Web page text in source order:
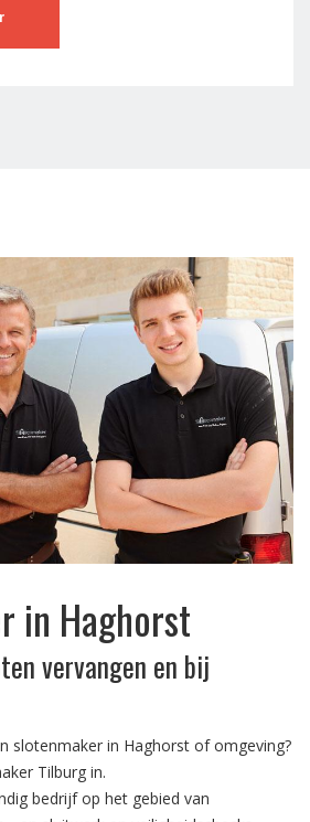
in Haghorst
vervangen en bij
slotenmaker in Haghorst of omgeving?
Tilburg in.
bedrijf op het gebied van